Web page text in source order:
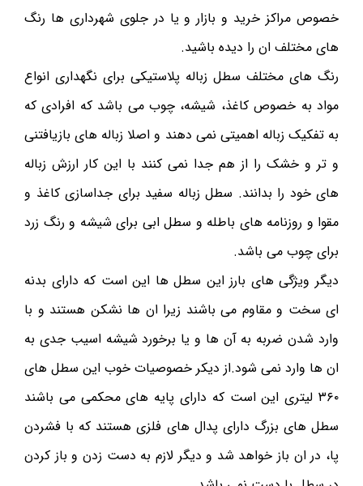
خصوص مراکز خرید و بازار و یا در جلوی شهرداری ها رنگ
های مختلف ان را دیده باشید.
رنگ های مختلف سطل زباله پلاستیکی برای نگهداری انواع
مواد به خصوص کاغذ، شیشه، چوب می باشد که افرادی که
به تفکیک زباله اهمیتی نمی دهند و اصلا زباله های بازیافتنی
و تر و خشک را از هم جدا نمی کنند با این کار ارزش زباله
های خود را بدانند. سطل زباله سفید برای جداسازی کاغذ و
مقوا و روزنامه های باطله و سطل ابی برای شیشه و رنگ زرد
برای چوب می باشد.
دیگر ویژگی های بارز این سطل ها این است که دارای بدنه
ای سخت و مقاوم می باشند زیرا ان ها نشکن هستند و با
وارد شدن ضربه به آن ها و یا برخورد شیشه اسیب جدی به
ان ها وارد نمی شود.از دیکر خصوصیات خوب این سطل های
۳۶۰ لیتری این است که دارای پایه های محکمی می باشند
سطل های بزرگ دارای پدال های فلزی هستند که با فشردن
پا، در ان باز خواهد شد و دیگر لازم به دست زدن و باز کردن